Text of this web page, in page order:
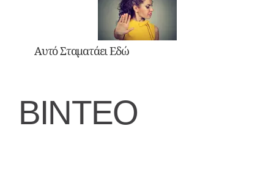
Αυτό Σταματάει Εδώ
ΒΙΝΤΕΟ